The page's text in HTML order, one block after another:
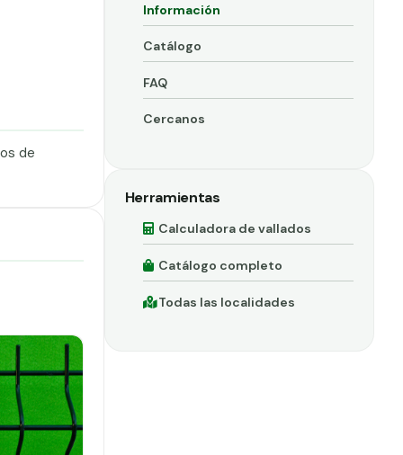
de
Información
Catálogo
FAQ
Cercanos
Herramientas
Calculadora de vallados
Catálogo completo
Todas las localidades